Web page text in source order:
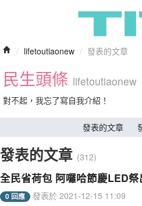
/ lifetoutiaonew / 發表的文章
民生頭條 lifetoutiaonew
對不起，我忘了寫自我介紹！
發表的文章
發表的文章 (312)
全民省荷包 阿囉哈節慶LED
0 回應 發表於 2021-12-15 11:09